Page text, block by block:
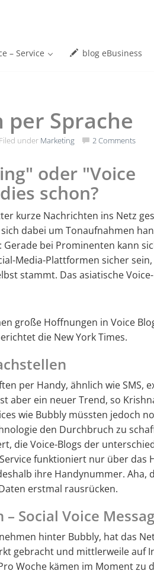
– Service blog eBusiness
Sprache
Filed under Marketing 2 Comments
oder "Voice
schon?
kurze Nachrichten ins Netz
dabei um Tonaufnahmen
bei Prominenten kann
Media-Plattformen sicher
stammt. Das asiatische
große Hoffnungen in Voice
die New York Times.
per Handy, ähnlich wie SMS,
aber ein neuer Trend, so
wie Bubbly müssten jedoch
den Durchbruch zu
die Voice-Blogs der
funktioniert nur über das
ihre Handynummer. Aha,
erstmal rausrücken.
Social Voice
hinter Bubbly, hat das
gebracht und mittlerweile auf
Woche kämen im Moment zu